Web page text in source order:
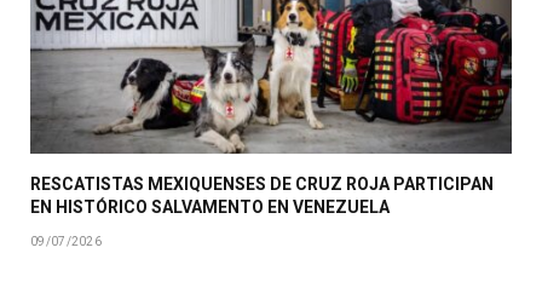
RESCATISTAS MEXIQUENSES DE CRUZ ROJA PARTICIPAN
EN HISTÓRICO SALVAMENTO EN VENEZUELA
09/07/2026